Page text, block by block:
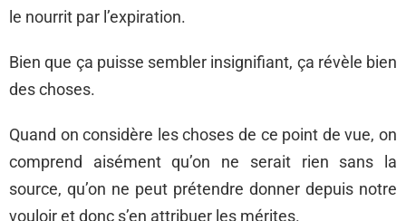
le nourrit par l’expiration.
Bien que ça puisse sembler insignifiant, ça révèle bien
des choses.
Quand on considère les choses de ce point de vue, on
comprend aisément qu’on ne serait rien sans la
source, qu’on ne peut prétendre donner depuis notre
vouloir et donc s’en attribuer les mérites.